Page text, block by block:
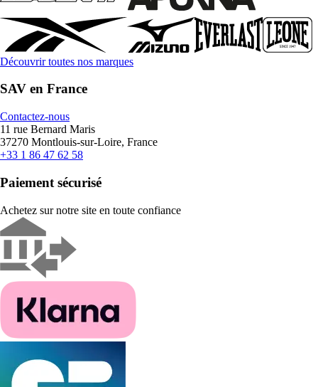
Découvrir toutes nos marques
SAV en France
Contactez-nous
11 rue Bernard Maris
37270 Montlouis-sur-Loire, France
+33 1 86 47 62 58
Paiement sécurisé
Achetez sur notre site en toute confiance